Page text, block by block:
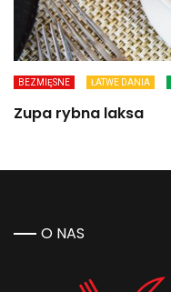
BEZMIĘSNE ŁATWE DANIA
Zupa rybna laksa
O NAS